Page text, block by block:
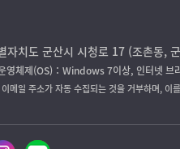
자치도 군산시 시청로 17 (조촌동,
영체제(OS)：Windows 7이상, 인터넷 브
메일 주소가 자동 수집되는 것을 거부하며,